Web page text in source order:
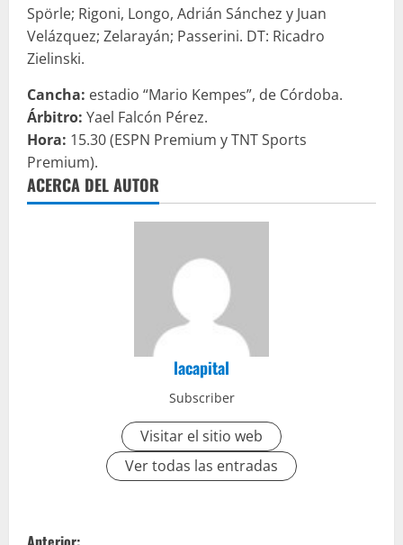
Spörle; Rigoni, Longo, Adrián Sánchez y Juan
Velázquez; Zelarayán; Passerini. DT: Ricadro
Zielinski.
Cancha: estadio “Mario Kempes”, de Córdoba.
Árbitro: Yael Falcón Pérez.
Hora: 15.30 (ESPN Premium y TNT Sports
Premium).
ACERCA DEL AUTOR
lacapital
Subscriber
Visitar el sitio web
Ver todas las entradas